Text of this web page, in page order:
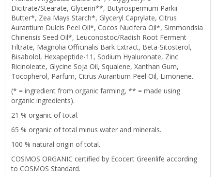
Dicitrate/Stearate, Glycerin**, Butyrospermum Parkii
Butter*, Zea Mays Starch*, Glyceryl Caprylate, Citrus
Aurantium Dulcis Peel Oil*, Cocos Nucifera Oil*, Simmondsia
Chinensis Seed Oil*, Leuconostoc/Radish Root Ferment
Filtrate, Magnolia Officinalis Bark Extract, Beta-Sitosterol,
Bisabolol, Hexapeptide-11, Sodium Hyaluronate, Zinc
Ricinoleate, Glycine Soja Oil, Squalene, Xanthan Gum,
Tocopherol, Parfum, Citrus Aurantium Peel Oil, Limonene.
(* = ingredient from organic farming, ** = made using
organic ingredients).
21 % organic of total.
65 % organic of total minus water and minerals.
100 % natural origin of total.
COSMOS ORGANIC certified by Ecocert Greenlife according
to COSMOS Standard.